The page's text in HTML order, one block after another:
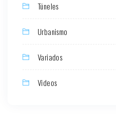
Túneles
Urbanismo
Variados
Videos